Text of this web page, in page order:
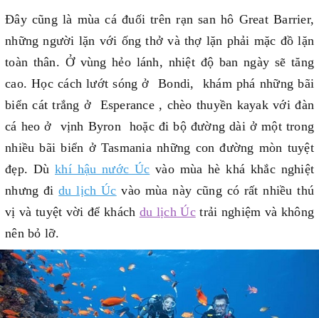
Đây cũng là mùa cá đuối trên rạn san hô Great Barrier,
những người lặn với ống thở và thợ lặn phải mặc đồ lặn
toàn thân. Ở vùng hẻo lánh, nhiệt độ ban ngày sẽ tăng
cao. Học cách lướt sóng ở Bondi, khám phá những bãi
biển cát trắng ở Esperance , chèo thuyền kayak với đàn
cá heo ở vịnh Byron hoặc đi bộ đường dài ở một trong
nhiều bãi biển ở Tasmania những con đường mòn tuyệt
đẹp. Dù khí hậu nước Úc vào mùa hè khá khắc nghiệt
nhưng đidu lịch Úc vào mùa này cũng có rất nhiều thú
vị và tuyệt vời để khách du lịch Úctrải nghiệm và không
nên bỏ lỡ.